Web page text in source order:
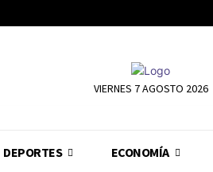
VIERNES 7 AGOSTO 2026
DEPORTES ECONOMÍA